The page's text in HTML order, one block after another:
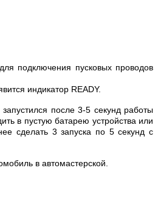
подключения пусковых проводов
индикатор READY.
после 3-5 секунд работы
в пустую батарею устройства или
сделать 3 запуска по 5 секунд с
в автомастерской.